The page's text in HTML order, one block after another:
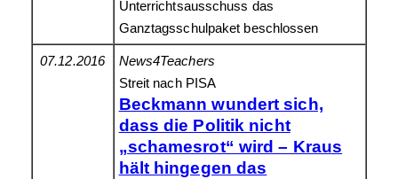
Unterrichtsausschuss das
Ganztagsschulpaket beschlossen
07.12.2016
News4Teachers
Streit nach PISA
Beckmann wundert sich,
dass die Politik nicht
„schamesrot“ wird – Kraus
hält hingegen das